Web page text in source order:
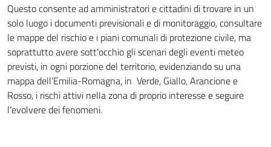
Questo consente ad amministratori e cittadini di trovare in un
solo luogo i documenti previsionali e di monitoraggio, consultare
le mappe del rischio e i piani comunali di protezione civile, ma
soprattutto avere sott’occhio gli scenari degli eventi meteo
previsti, in ogni porzione del territorio, evidenziando su una
mappa dell’Emilia-Romagna, in Verde, Giallo, Arancione e
Rosso, i rischi attivi nella zona di proprio interesse e seguire
l’evolvere dei fenomeni.